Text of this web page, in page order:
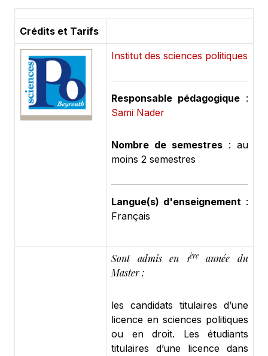
Crédits et Tarifs
Institut des sciences politiques
Responsable pédagogique :
Sami Nader
Nombre de semestres : au
moins 2 semestres
Langue(s) d'enseignement :
Français
Sont admis en 1èreannée du
Master :
les candidats titulaires d’une
licence en sciences politiques
ou en droit. Les étudiants
titulaires d’une licence dans